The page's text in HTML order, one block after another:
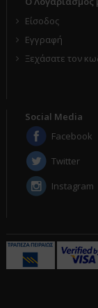
Είσοδος
Εγγραφή
Ξεχάσατε τον
Social Media
Facebook
Twitter
Instagram